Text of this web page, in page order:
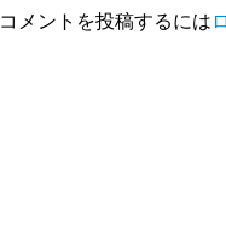
コメントを投稿するには